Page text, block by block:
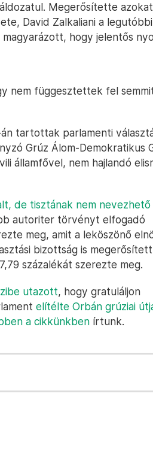
Megerősítette
David Zalkaliani a legutóbbi
hogy jelentős
nem függesztettek fel
tartottak parlamenti
Grúz Álom-Demokratikus
államfővel, nem hajlandó
de tisztának nem nevezhető
autoriter törvényt elfogadó
meg, amit a leköszönő
bizottság is
százalékát szerezte meg.
utazott, hogy gratuláljon
elítélte Orbán grúziai
a cikkünkben írtunk.